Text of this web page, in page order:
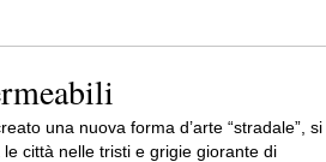
una nuova forma d’arte “stradale”, si
città nelle tristi e grigie giorante di